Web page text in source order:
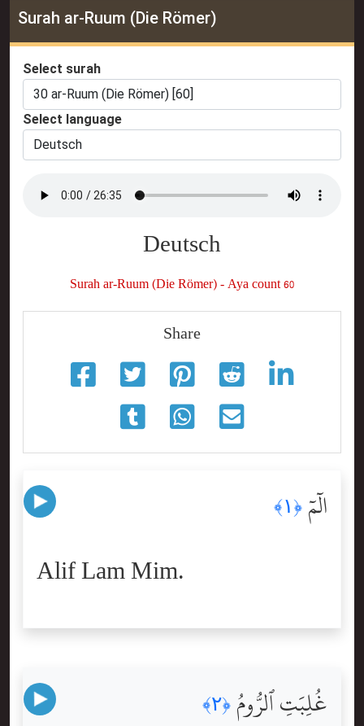
Surah ar-Ruum (Die Römer)
Select surah
Select language
Deutsch
Surah ar-Ruum (Die Römer) - Aya count 60
Share
الٓمٓ ﴿١﴾
Alif Lam Mim.
غُلِبَتِ ٱلرُّومُ ﴿٢﴾